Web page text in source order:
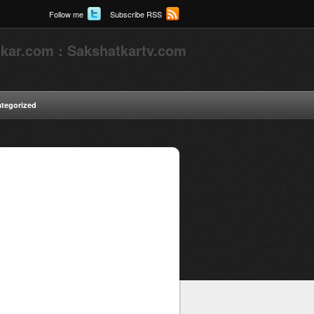
Follow me Subscribe RSS
: Sakshatkartv.com